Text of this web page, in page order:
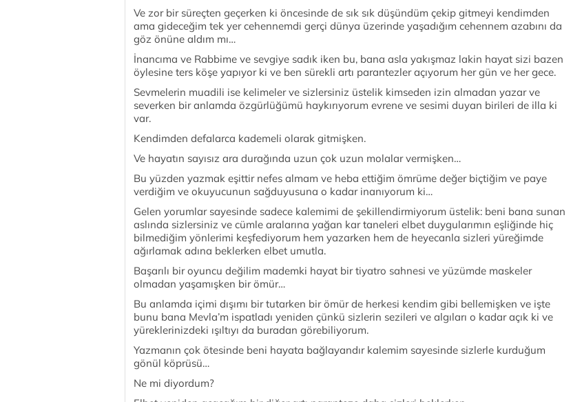
Ve zor bir süreçten geçerken ki öncesinde de sık sık düşündüm çekip gitmeyi kendimden
ama gideceğim tek yer cehennemdi gerçi dünya üzerinde yaşadığım cehennem azabını da
göz önüne aldım mı…
İnancıma ve Rabbime ve sevgiye sadık iken bu, bana asla yakışmaz lakin hayat sizi bazen
öylesine ters köşe yapıyor ki ve ben sürekli artı parantezler açıyorum her gün ve her gece.
Sevmelerin muadili ise kelimeler ve sizlersiniz üstelik kimseden izin almadan yazar ve
severken bir anlamda özgürlüğümü haykırıyorum evrene ve sesimi duyan birileri de illa ki
var.
Kendimden defalarca kademeli olarak gitmişken.
Ve hayatın sayısız ara durağında uzun çok uzun molalar vermişken…
Bu yüzden yazmak eşittir nefes almam ve heba ettiğim ömrüme değer biçtiğim ve paye
verdiğim ve okuyucunun sağduyusuna o kadar inanıyorum ki…
Gelen yorumlar sayesinde sadece kalemimi de şekillendirmiyorum üstelik: beni bana sunan
aslında sizlersiniz ve cümle aralarına yağan kar taneleri elbet duygularımın eşliğinde hiç
bilmediğim yönlerimi keşfediyorum hem yazarken hem de heyecanla sizleri yüreğimde
ağırlamak adına beklerken elbet umutla.
Başarılı bir oyuncu değilim mademki hayat bir tiyatro sahnesi ve yüzümde maskeler
olmadan yaşamışken bir ömür…
Bu anlamda içimi dışımı bir tutarken bir ömür de herkesi kendim gibi bellemişken ve işte
bunu bana Mevla’m ispatladı yeniden çünkü sizlerin sezileri ve algıları o kadar açık ki ve
yüreklerinizdeki ışıltıyı da buradan görebiliyorum.
Yazmanın çok ötesinde beni hayata bağlayandır kalemim sayesinde sizlerle kurduğum
gönül köprüsü…
Ne mi diyordum?